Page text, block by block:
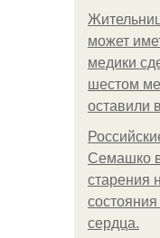
может
медики
шестом
оставили
Семашко
старения
сердца.